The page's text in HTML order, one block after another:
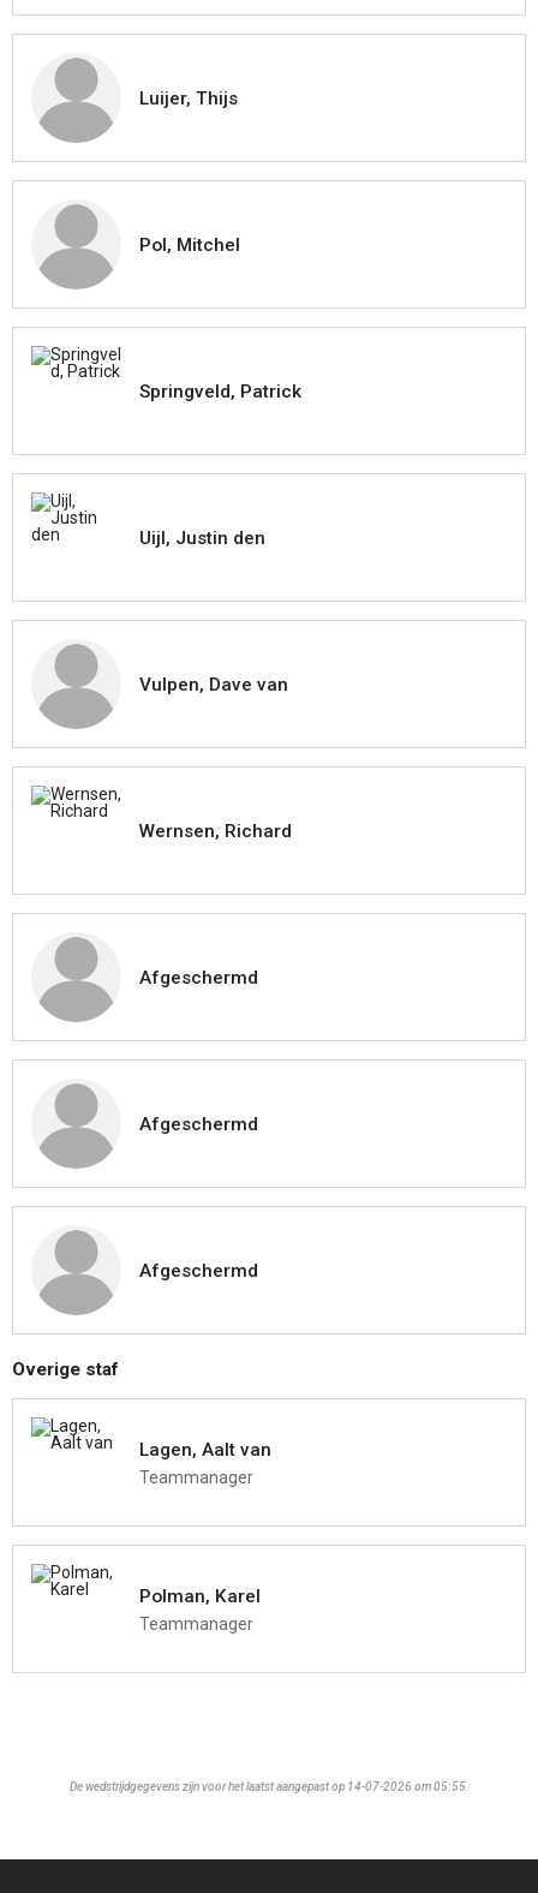
Luijer, Thijs
Pol, Mitchel
Springveld, Patrick
Uijl, Justin den
Vulpen, Dave van
Wernsen, Richard
Afgeschermd
Afgeschermd
Afgeschermd
Overige staf
Lagen, Aalt van
Teammanager
Polman, Karel
Teammanager
De wedstrijdgegevens zijn voor het laatst aangepast op 14-07-2026 om 05:55.